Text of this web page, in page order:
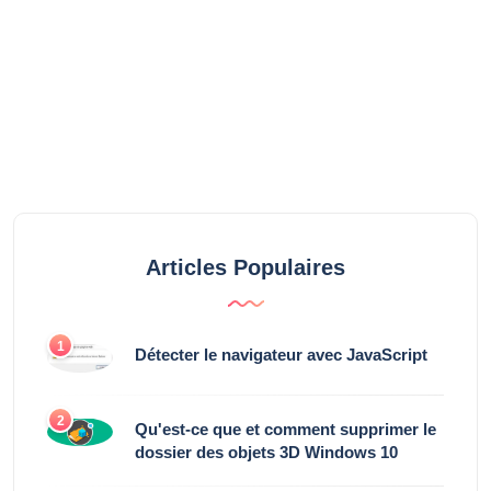
Articles Populaires
1 Détecter le navigateur avec JavaScript
2
Qu'est-ce que et comment supprimer le
dossier des objets 3D Windows 10